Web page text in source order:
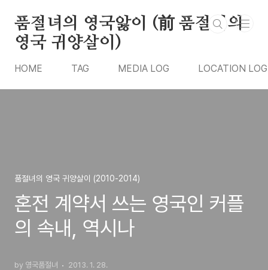
품절녀의 영국앓이 (前 품절녀의
영국 귀양살이)
HOME TAG MEDIA LOG LOCATION LOG
품절녀의 영국 귀양살이 (2010-2014)
혼전 계약서 쓰는 영국인 커플
의 속내, 역시나
by 영국품절녀 2013. 1. 28.